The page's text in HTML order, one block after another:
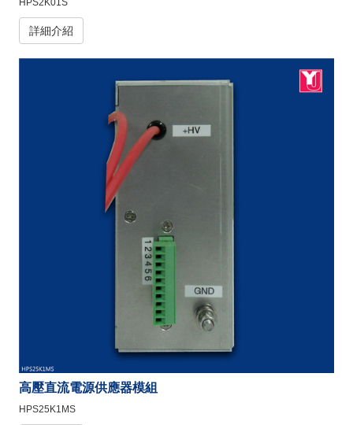
HPS2K01S
詳細介紹
高壓直流電源供應器模組
HPS25K1MS